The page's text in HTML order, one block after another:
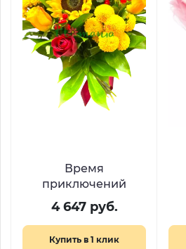
Время
приключений
4 647 руб.
Купить в 1 клик